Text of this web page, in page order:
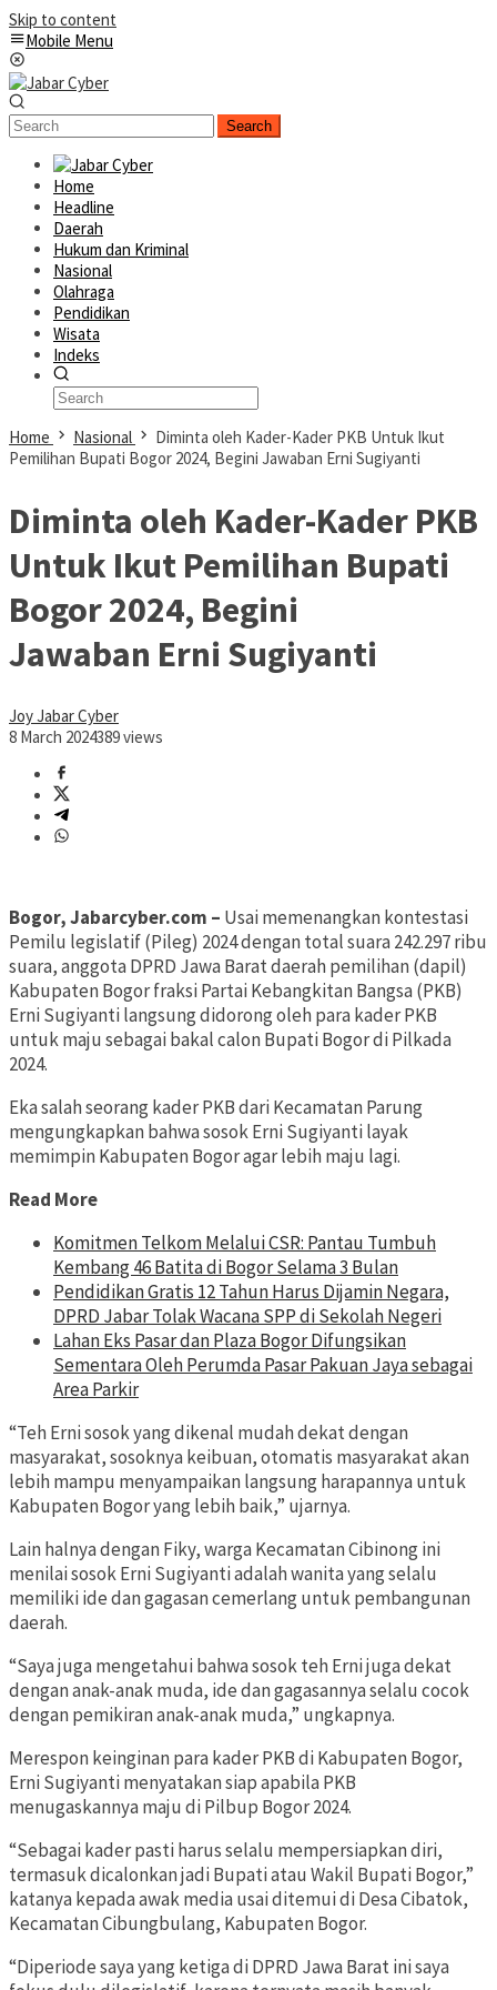
Skip to content
Mobile Menu
Search
Home
Headline
Daerah
Hukum dan Kriminal
Nasional
Olahraga
Pendidikan
Wisata
Indeks
Home Nasional
Diminta oleh Kader-Kader PKB Untuk Ikut
Pemilihan Bupati Bogor 2024, Begini Jawaban Erni Sugiyanti
Diminta oleh Kader-Kader PKB
Untuk Ikut Pemilihan Bupati
Bogor 2024, Begini
Jawaban Erni Sugiyanti
Joy Jabar Cyber
8 March 2024389 views
Bogor, Jabarcyber.com – Usai memenangkan kontestasi
Pemilu legislatif (Pileg) 2024 dengan total suara 242.297 ribu
suara, anggota DPRD Jawa Barat daerah pemilihan (dapil)
Kabupaten Bogor fraksi Partai Kebangkitan Bangsa (PKB)
Erni Sugiyanti langsung didorong oleh para kader PKB
untuk maju sebagai bakal calon Bupati Bogor di Pilkada
2024.
Eka salah seorang kader PKB dari Kecamatan Parung
mengungkapkan bahwa sosok Erni Sugiyanti layak
memimpin Kabupaten Bogor agar lebih maju lagi.
Read More
Komitmen Telkom Melalui CSR: Pantau Tumbuh
Kembang 46 Batita di Bogor Selama 3 Bulan
Pendidikan Gratis 12 Tahun Harus Dijamin Negara,
DPRD Jabar Tolak Wacana SPP di Sekolah Negeri
Lahan Eks Pasar dan Plaza Bogor Difungsikan
Sementara Oleh Perumda Pasar Pakuan Jaya sebagai
Area Parkir
“Teh Erni sosok yang dikenal mudah dekat dengan
masyarakat, sosoknya keibuan, otomatis masyarakat akan
lebih mampu menyampaikan langsung harapannya untuk
Kabupaten Bogor yang lebih baik,” ujarnya.
Lain halnya dengan Fiky, warga Kecamatan Cibinong ini
menilai sosok Erni Sugiyanti adalah wanita yang selalu
memiliki ide dan gagasan cemerlang untuk pembangunan
daerah.
“Saya juga mengetahui bahwa sosok teh Erni juga dekat
dengan anak-anak muda, ide dan gagasannya selalu cocok
dengan pemikiran anak-anak muda,” ungkapnya.
Merespon keinginan para kader PKB di Kabupaten Bogor,
Erni Sugiyanti menyatakan siap apabila PKB
menugaskannya maju di Pilbup Bogor 2024.
“Sebagai kader pasti harus selalu mempersiapkan diri,
termasuk dicalonkan jadi Bupati atau Wakil Bupati Bogor,”
katanya kepada awak media usai ditemui di Desa Cibatok,
Kecamatan Cibungbulang, Kabupaten Bogor.
“Diperiode saya yang ketiga di DPRD Jawa Barat ini saya